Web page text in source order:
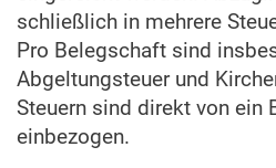
schließlich in mehrere
Pro Belegschaft sind
Abgeltungsteuer und
Steuern sind direkt von ein
einbezogen.